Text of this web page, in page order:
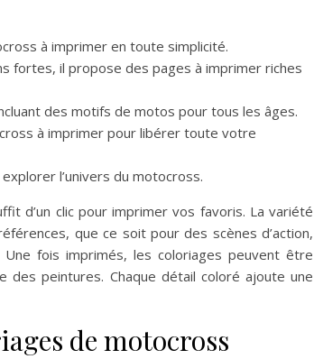
à imprimer en toute simplicité.
fortes, il propose des pages à imprimer riches
des motifs de motos pour tous les âges.
à imprimer pour libérer toute votre
l’univers du motocross.
d’un clic pour imprimer vos favoris. La variété
que ce soit pour des scènes d’action,
fois imprimés, les coloriages peuvent être
peintures. Chaque détail coloré ajoute une
de motocross